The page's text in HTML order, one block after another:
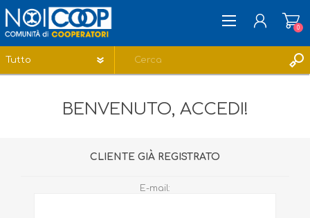
ACCESSO
0
BENVENUTO, ACCEDI!
CLIENTE GIÀ REGISTRATO
E-mail: